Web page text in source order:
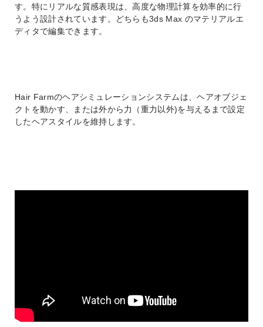
す。特にリアルな質感表現は、高度な物理計算を効率的に行
うよう設計されています。どちらも3ds Max のマテリアルエ
ディタで編集できます。
Hair Farmのヘアシミュレーションシステムは、ヘアオブジェ
クトを動かす、または外から力（重力以外)を与えるまで設定
したヘアスタイルを維持します。